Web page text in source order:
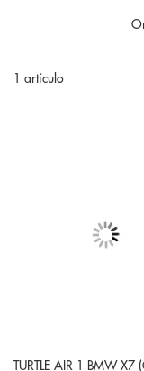
1 artículo
TURTLE AIR 1 BMW X7